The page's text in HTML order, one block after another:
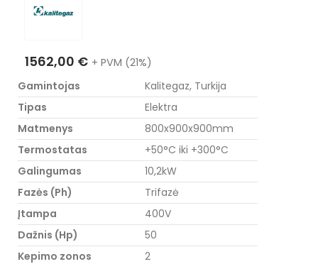
1562,00 € + PVM (21%)
Gamintojas
Kalitegaz, Turkija
Tipas
Elektra
Matmenys
800x900x900mm
Termostatas
+50°C iki +300°C
Galingumas
10,2kW
Fazės (Ph)
Trifazė
Įtampa
400V
Dažnis (Hp)
50
Kepimo zonos
2